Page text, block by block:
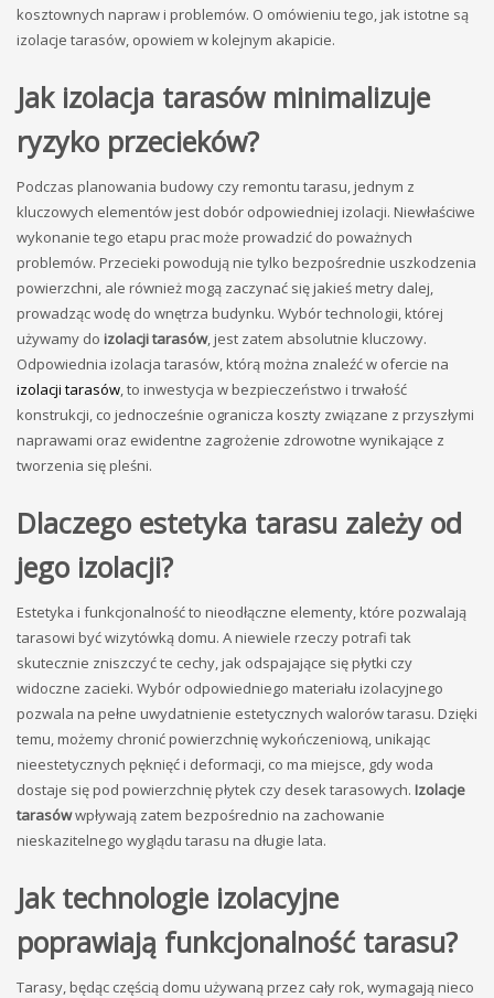
kosztownych napraw i problemów. O omówieniu tego, jak istotne są
izolacje tarasów, opowiem w kolejnym akapicie.
Jak izolacja tarasów minimalizuje
ryzyko przecieków?
Podczas planowania budowy czy remontu tarasu, jednym z
kluczowych elementów jest dobór odpowiedniej izolacji. Niewłaściwe
wykonanie tego etapu prac może prowadzić do poważnych
problemów. Przecieki powodują nie tylko bezpośrednie uszkodzenia
powierzchni, ale również mogą zaczynać się jakieś metry dalej,
prowadząc wodę do wnętrza budynku. Wybór technologii, której
używamy do izolacji tarasów, jest zatem absolutnie kluczowy.
Odpowiednia izolacja tarasów, którą można znaleźć w ofercie na
izolacji tarasów, to inwestycja w bezpieczeństwo i trwałość
konstrukcji, co jednocześnie ogranicza koszty związane z przyszłymi
naprawami oraz ewidentne zagrożenie zdrowotne wynikające z
tworzenia się pleśni.
Dlaczego estetyka tarasu zależy od
jego izolacji?
Estetyka i funkcjonalność to nieodłączne elementy, które pozwalają
tarasowi być wizytówką domu. A niewiele rzeczy potrafi tak
skutecznie zniszczyć te cechy, jak odspajające się płytki czy
widoczne zacieki. Wybór odpowiedniego materiału izolacyjnego
pozwala na pełne uwydatnienie estetycznych walorów tarasu. Dzięki
temu, możemy chronić powierzchnię wykończeniową, unikając
nieestetycznych pęknięć i deformacji, co ma miejsce, gdy woda
dostaje się pod powierzchnię płytek czy desek tarasowych. Izolacje
tarasówwpływają zatem bezpośrednio na zachowanie
nieskazitelnego wyglądu tarasu na długie lata.
Jak technologie izolacyjne
poprawiają funkcjonalność tarasu?
Tarasy, będąc częścią domu używaną przez cały rok, wymagają nieco